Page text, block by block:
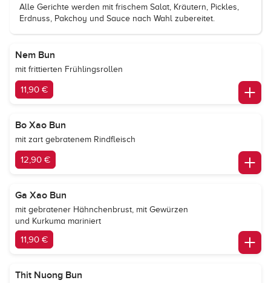
Alle Gerichte werden mit frischem Salat, Kräutern, Pickles,
Erdnuss, Pakchoy und Sauce nach Wahl zubereitet.
Nem Bun
mit frittierten Frühlingsrollen
11,90 €
Bo Xao Bun
mit zart gebratenem Rindfleisch
12,90 €
Ga Xao Bun
mit gebratener Hähnchenbrust, mit Gewürzen
und Kurkuma mariniert
11,90 €
Thit Nuong Bun